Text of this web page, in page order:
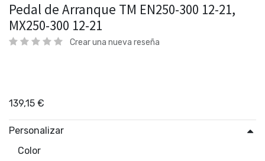
Pedal de Arranque TM EN250-300 12-21,
MX250-300 12-21
Crear una nueva reseña
139,15 €
Personalizar
Color